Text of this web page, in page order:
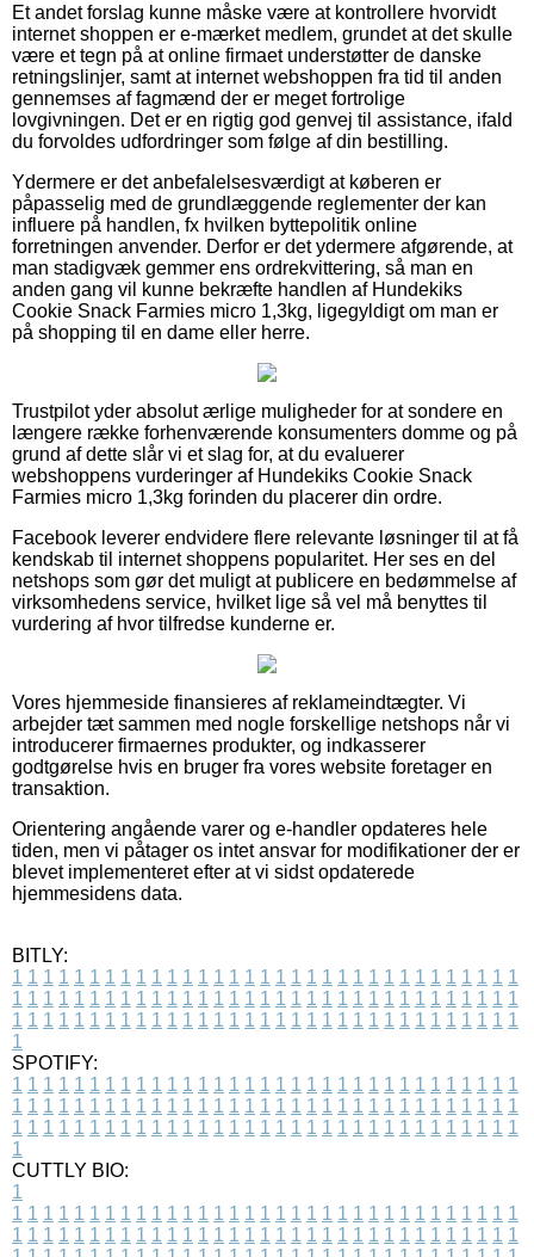
Et andet forslag kunne måske være at kontrollere hvorvidt
internet shoppen er e-mærket medlem, grundet at det skulle
være et tegn på at online firmaet understøtter de danske
retningslinjer, samt at internet webshoppen fra tid til anden
gennemses af fagmænd der er meget fortrolige
lovgivningen. Det er en rigtig god genvej til assistance, ifald
du forvoldes udfordringer som følge af din bestilling.
Ydermere er det anbefalelsesværdigt at køberen er
påpasselig med de grundlæggende reglementer der kan
influere på handlen, fx hvilken byttepolitik online
forretningen anvender. Derfor er det ydermere afgørende, at
man stadigvæk gemmer ens ordrekvittering, så man en
anden gang vil kunne bekræfte handlen af Hundekiks
Cookie Snack Farmies micro 1,3kg, ligegyldigt om man er
på shopping til en dame eller herre.
Trustpilot yder absolut ærlige muligheder for at sondere en
længere række forhenværende konsumenters domme og på
grund af dette slår vi et slag for, at du evaluerer
webshoppens vurderinger af Hundekiks Cookie Snack
Farmies micro 1,3kg forinden du placerer din ordre.
Facebook leverer endvidere flere relevante løsninger til at få
kendskab til internet shoppens popularitet. Her ses en del
netshops som gør det muligt at publicere en bedømmelse af
virksomhedens service, hvilket lige så vel må benyttes til
vurdering af hvor tilfredse kunderne er.
Vores hjemmeside finansieres af reklameindtægter. Vi
arbejder tæt sammen med nogle forskellige netshops når vi
introducerer firmaernes produkter, og indkasserer
godtgørelse hvis en bruger fra vores website foretager en
transaktion.
Orientering angående varer og e-handler opdateres hele
tiden, men vi påtager os intet ansvar for modifikationer der er
blevet implementeret efter at vi sidst opdaterede
hjemmesidens data.
BITLY:
1 1 1 1 1 1 1 1 1 1 1 1 1 1 1 1 1 1 1 1 1 1 1 1 1 1 1 1 1 1 1 1 1
1 1 1 1 1 1 1 1 1 1 1 1 1 1 1 1 1 1 1 1 1 1 1 1 1 1 1 1 1 1 1 1 1
1 1 1 1 1 1 1 1 1 1 1 1 1 1 1 1 1 1 1 1 1 1 1 1 1 1 1 1 1 1 1 1 1
1
SPOTIFY:
1 1 1 1 1 1 1 1 1 1 1 1 1 1 1 1 1 1 1 1 1 1 1 1 1 1 1 1 1 1 1 1 1
1 1 1 1 1 1 1 1 1 1 1 1 1 1 1 1 1 1 1 1 1 1 1 1 1 1 1 1 1 1 1 1 1
1 1 1 1 1 1 1 1 1 1 1 1 1 1 1 1 1 1 1 1 1 1 1 1 1 1 1 1 1 1 1 1 1
1
CUTTLY BIO:
1
1 1 1 1 1 1 1 1 1 1 1 1 1 1 1 1 1 1 1 1 1 1 1 1 1 1 1 1 1 1 1 1 1
1 1 1 1 1 1 1 1 1 1 1 1 1 1 1 1 1 1 1 1 1 1 1 1 1 1 1 1 1 1 1 1 1